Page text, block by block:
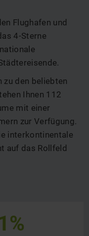
Flughafen und
4-Sterne
zu den beliebten
Ihnen 112
mit einer
zur Verfügung.
interkontinentale
auf das Rollfeld